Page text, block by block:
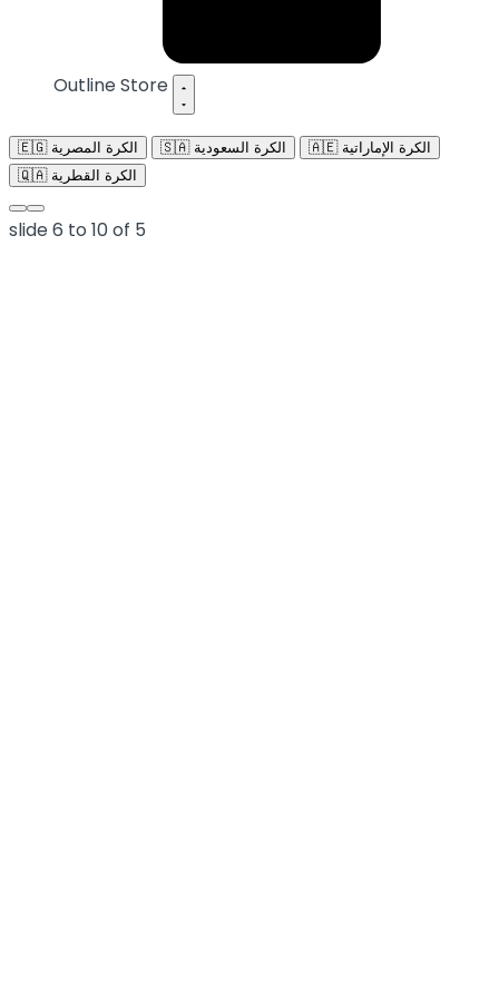
Outline Store
🇪🇬 الكرة المصرية 🇸🇦 الكرة السعودية
🇦🇪 الكرة الإماراتية
🇶🇦 الكرة القطرية
slide6 to 10of 5